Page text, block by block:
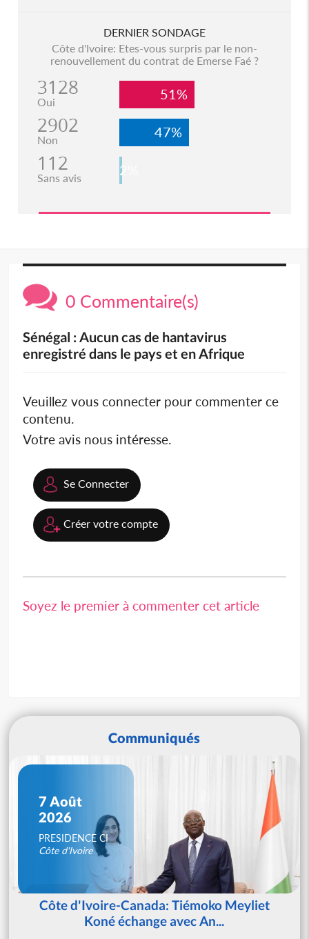
DERNIER SONDAGE
Côte d'Ivoire: Etes-vous surpris par le non-
renouvellement du contrat de Emerse Faé ?
3128
Oui 51%
2902
Non 47%
112
Sans avis 2%
0 Commentaire(s)
Sénégal : Aucun cas de hantavirus
enregistré dans le pays et en Afrique
Veuillez vous connecter pour commenter ce
contenu.
Votre avis nous intéresse.
Se Connecter
Créer votre compte
Soyez le premier à commenter cet article
Communiqués
7 Août
2026
PRESIDENCE CI
Côte d'Ivoire
Côte d'Ivoire-Canada: Tiémoko Meyliet
Koné échange avec An...